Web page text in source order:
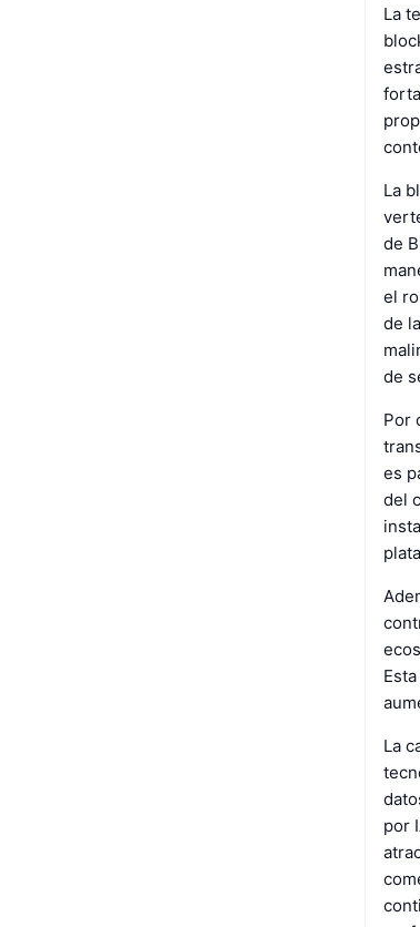
La
La
de
el
de
de
Por
es
del
La
por